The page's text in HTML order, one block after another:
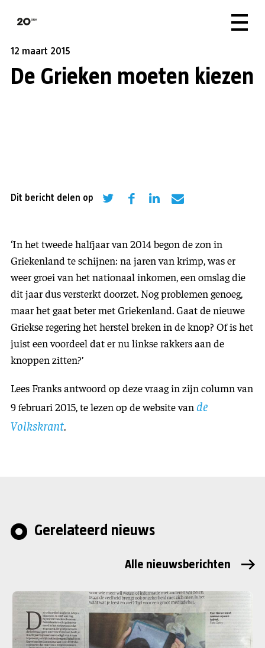
12 maart 2015
De Grieken moeten kiezen
Dit bericht delen op
‘In het tweede halfjaar van 2014 begon de zon in
Griekenland te schijnen: na jaren van krimp, was er
weer groei van het nationaal inkomen, een omslag die
dit jaar dus versterkt doorzet. Nog problemen genoeg,
maar het gaat beter met Griekenland. Gaat de nieuwe
Griekse regering het herstel breken in de knop? Of is het
juist een voordeel dat er nu linkse rakkers aan de
knoppen zitten?’
Lees Franks antwoord op deze vraag in zijn column van
9 februari 2015, te lezen op de website van de
Volkskrant.
Gerelateerd nieuws
Alle nieuwsberichten